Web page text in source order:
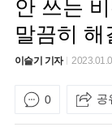
안 쓰는
말끔히 해
이슬기 기자
0 공